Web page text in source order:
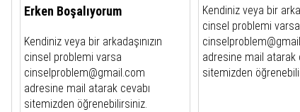
Kendiniz veya bir
cinsel problemi varsa
adresine mail atarak
sitemizden
Erken Boşalıyorum
Kendiniz veya bir arkadaşınızın
cinsel problemi varsa
cinselproblem@gmail.com
adresine mail atarak cevabı
sitemizden öğrenebilirsiniz.